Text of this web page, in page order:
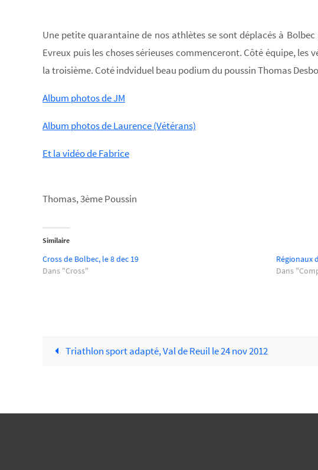
Une petite quarantaine de nos athlètes se sont déplacés à
Evreux puis les choses sérieuses commenceront. Côté équipe,
la troisième. Coté indviduel beau podium du poussin Thomas
Album photos de JM
Album photos de Laurence (Vétérans)
Et la vidéo de Fabrice
Thomas, 3ème Poussin
Similaire
Cross de Bolbec, le 8 dec 19
Dans "Cross"
Régionaux
Dans
Triathlon sport adapté, Val de Reuil le 24 nov 2012